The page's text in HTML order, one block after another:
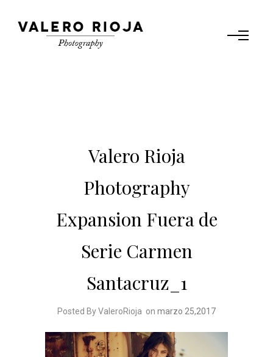
Valero Rioja
Photography
Expansion Fuera de
Serie Carmen
Santacruz_1
Posted By ValeroRioja on marzo 25,2017